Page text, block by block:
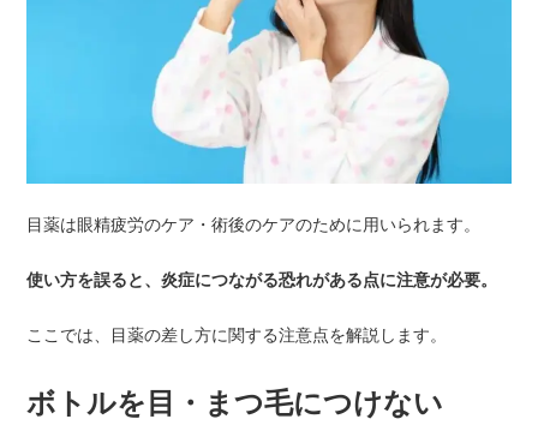
目薬は眼精疲労のケア・術後のケアのために用いられます。
使い方を誤ると、炎症につながる恐れがある点に注意が必要。
ここでは、目薬の差し方に関する注意点を解説します。
ボトルを目・まつ毛につけない